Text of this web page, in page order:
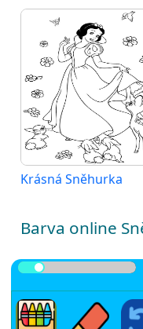
Krásná Sněhurka
Barva online